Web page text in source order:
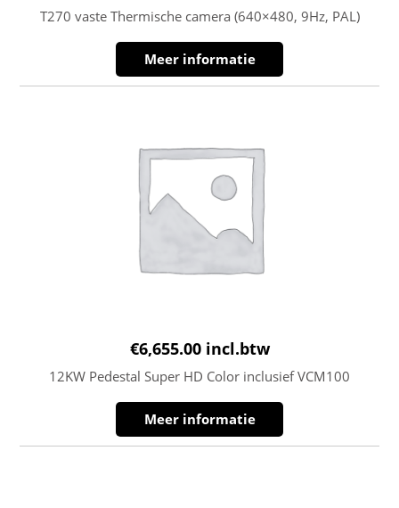
T270 vaste Thermische camera (640×480, 9Hz, PAL)
Meer informatie
€6,655.00 incl.btw
12KW Pedestal Super HD Color inclusief VCM100
Meer informatie